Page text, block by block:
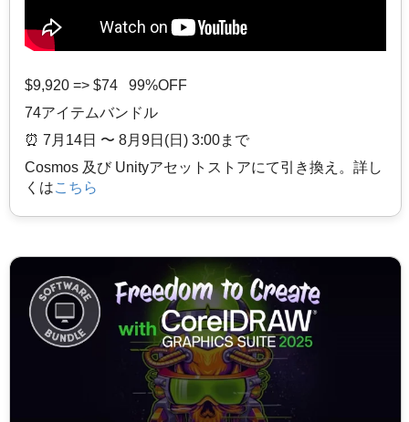
$9,920 => $74 99%OFF
74アイテムバンドル
⏰️ 7月14日 〜 8月9日(日) 3:00まで
Cosmos 及び Unityアセットストアにて引き換え。詳し
くはこちら